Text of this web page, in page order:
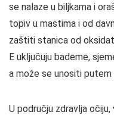
se nalaze u biljkama i
topiv u mastima i od
zaštiti stanica od
E uključuju bademe,
a može se unositi putem
U području zdravlja